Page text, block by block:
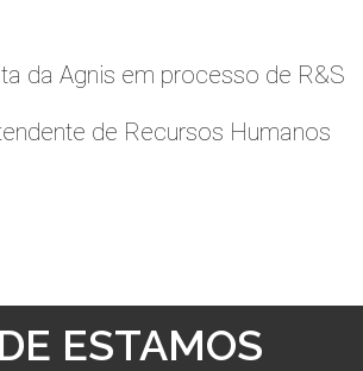
da Agnis em processo de R&S
de Recursos Humanos
ESTAMOS